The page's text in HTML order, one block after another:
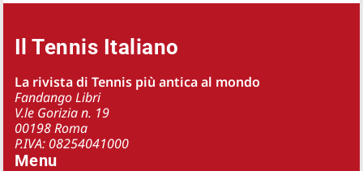
Il Tennis Italiano
La rivista di Tennis più antica al mondo
Fandango Libri
V.le Gorizia n. 19
00198 Roma
P.IVA: 08254041000
Menu